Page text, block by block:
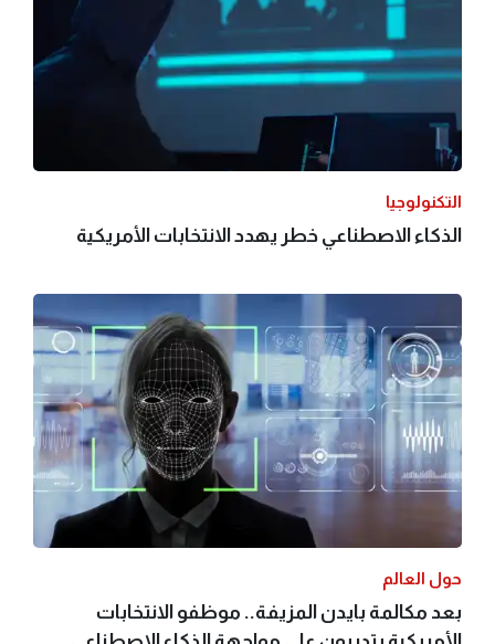
التكنولوجيا
الذكاء الاصطناعي خطر يهدد الانتخابات الأمريكية
حول العالم
بعد مكالمة بايدن المزيفة.. موظفو الانتخابات